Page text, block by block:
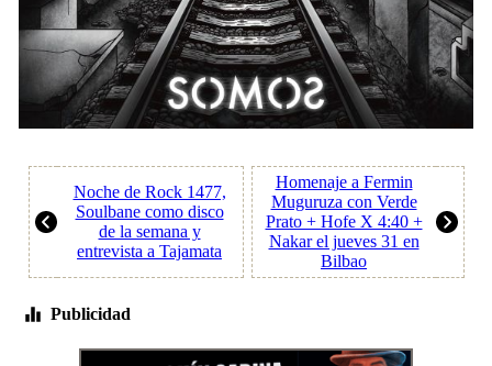
Noche de Rock 1477,
Soulbane como disco
de la semana y
entrevista a Tajamata
Homenaje a Fermin
Muguruza con Verde
Prato + Hofe X 4:40 +
Nakar el jueves 31 en
Bilbao
Publicidad